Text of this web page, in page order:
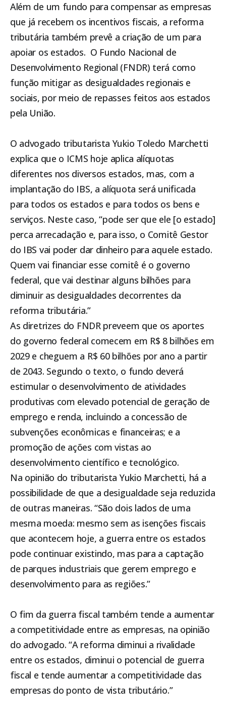
Além de um fundo para compensar as empresas
que já recebem os incentivos fiscais, a reforma
tributária também prevê a criação de um para
apoiar os estados. O Fundo Nacional de
Desenvolvimento Regional (FNDR) terá como
função mitigar as desigualdades regionais e
sociais, por meio de repasses feitos aos estados
pela União.
O advogado tributarista Yukio Toledo Marchetti
explica que o ICMS hoje aplica alíquotas
diferentes nos diversos estados, mas, com a
implantação do IBS, a alíquota será unificada
para todos os estados e para todos os bens e
serviços. Neste caso, “pode ser que ele [o estado]
perca arrecadação e, para isso, o Comitê Gestor
do IBS vai poder dar dinheiro para aquele estado.
Quem vai financiar esse comitê é o governo
federal, que vai destinar alguns bilhões para
diminuir as desigualdades decorrentes da
reforma tributária.”
As diretrizes do FNDR preveem que os aportes
do governo federal comecem em R$ 8 bilhões em
2029 e cheguem a R$ 60 bilhões por ano a partir
de 2043. Segundo o texto, o fundo deverá
estimular o desenvolvimento de atividades
produtivas com elevado potencial de geração de
emprego e renda, incluindo a concessão de
subvenções econômicas e financeiras; e a
promoção de ações com vistas ao
desenvolvimento científico e tecnológico.
Na opinião do tributarista Yukio Marchetti, há a
possibilidade de que a desigualdade seja reduzida
de outras maneiras. “São dois lados de uma
mesma moeda: mesmo sem as isenções fiscais
que acontecem hoje, a guerra entre os estados
pode continuar existindo, mas para a captação
de parques industriais que gerem emprego e
desenvolvimento para as regiões.”
O fim da guerra fiscal também tende a aumentar
a competitividade entre as empresas, na opinião
do advogado. “A reforma diminui a rivalidade
entre os estados, diminui o potencial de guerra
fiscal e tende aumentar a competitividade das
empresas do ponto de vista tributário.”